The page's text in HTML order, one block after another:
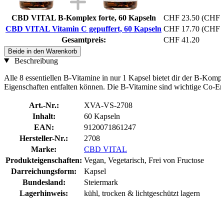
CBD VITAL B-Komplex forte, 60 Kapseln CHF 23.50 (CHF
CBD VITAL Vitamin C gepuffert, 60 Kapseln CHF 17.70 (CHF
Gesamtpreis:
CHF 41.20
Beide in den Warenkorb
Beschreibung
Alle 8 essentiellen B-Vitamine in nur 1 Kapsel bietet dir der B-
Eigenschaften entfalten können. Die B-Vitamine sind wichtige
Art.-Nr.:
XVA-VS-2708
Inhalt:
60 Kapseln
EAN:
9120071861247
Hersteller-Nr.:
2708
Marke:
CBD VITAL
Produkteigenschaften: Vegan, Vegetarisch, Frei von Fructose
Darreichungsform:
Kapsel
Bundesland:
Steiermark
Lagerhinweis:
kühl, trocken & lichtgeschützt lagern